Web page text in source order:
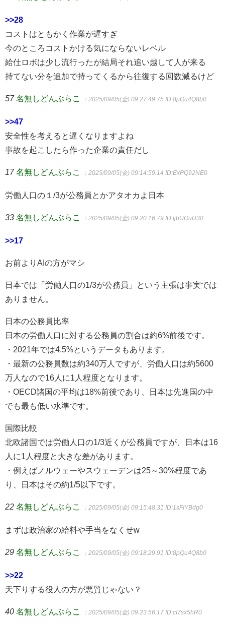
>>28
コストはともかく作業が遅すぎ
今のところコストかける気にならないレベル
給仕ロボは少し流行ったが結局それ追い越して人が来る
持てない分を追加で持ってくるから往復する回数減るけど
57 名無しどんぶらこ ：2025/09/05(金) 09:27:49.75 ID:8pQu4Q8b0
>>47
安全性を考えると遅くなりますよね
事故を起こしたら作った企業の責任だし
17 名無しどんぶらこ ：2025/09/05(金) 09:14:59.14 ID:ExPQ92NE0
労働人口の１/3が公務員とかアタオカよ日本
33 名無しどんぶらこ ：2025/09/05(金) 09:20:16.79 ID:tjbUQuU30
>>17
お前よりAIの方がマシ
日本では「労働人口の1/3が公務員」という主張は事実では
ありません。
日本の公務員比率
日本の労働人口に対する公務員の割合は約6%前後です。
・2021年では4.5%というデータもあります。
・最新の公務員数は約340万人ですが、労働人口は約5600
万人なので16人に1人程度となります。
・OECD諸国の平均は18%前後であり、日本は先進国の中
でも最も低い水準です。
国際比較
北欧諸国では労働人口の1/3近くが公務員ですが、日本は16
人に1人程度と大きな差があります。
・例えばノルウェーやスウェーデンは25～30%程度であ
り、日本はその約1/5以下です。
22 名無しどんぶらこ ：2025/09/05(金) 09:15:48.31 ID:1sFIYBdg0
まずは政治家の給料や手当をなくせw
29 名無しどんぶらこ ：2025/09/05(金) 09:18:29.91 ID:8pQu4Q8b0
>>22
天下りする役人の方が悪質じゃない？
40 名無しどんぶらこ ：2025/09/05(金) 09:23:56.17 ID:cI7sx5hR0